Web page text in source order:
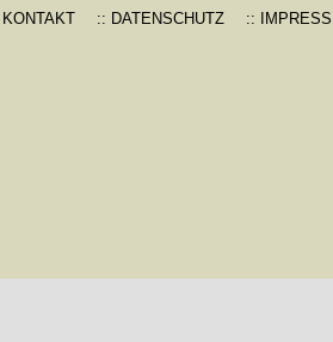
:: DATENSCHUTZ ::